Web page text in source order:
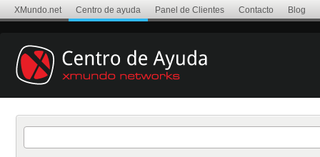
XMundo.net Centro de ayuda Panel de Clientes Contacto Blog